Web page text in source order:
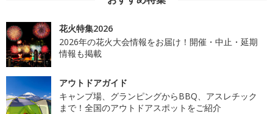
花火特集2026
2026年の花火大会情報をお届け！開催・中止・延期
情報も掲載
アウトドアガイド
キャンプ場、グランピングからBBQ、アスレチック
まで！全国のアウトドアスポットをご紹介